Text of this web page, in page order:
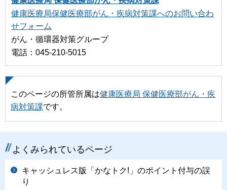
健康医療局保健医療部がん・疾病対策課へのお問い合わ
せフォーム
がん・循環器対策グループ
電話：045-210-5015
このページの所管所属は健康医療局 保健医療部がん・疾
病対策課です。
よくみられているページ
キャッシュレス版「かなトク!」のポイント付与の誤
り